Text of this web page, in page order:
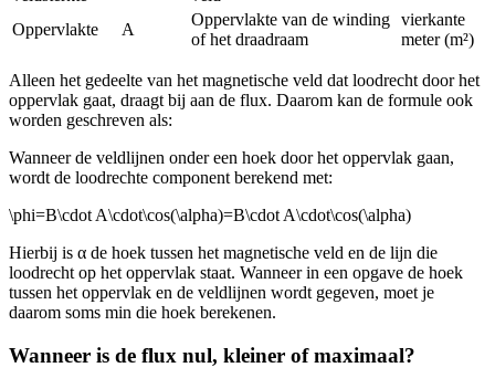
Oppervlakte A
Oppervlakte van de winding
of het draadraam
vierkante
meter (m²)
Alleen het gedeelte van het magnetische veld dat loodrecht door het
oppervlak gaat, draagt bij aan de flux. Daarom kan de formule ook
worden geschreven als:
Wanneer de veldlijnen onder een hoek door het oppervlak gaan,
wordt de loodrechte component berekend met:
\phi=B\cdot A\cdot\cos(\alpha)=B\cdot A\cdot\cos(\alpha)
Hierbij is α de hoek tussen het magnetische veld en de lijn die
loodrecht op het oppervlak staat. Wanneer in een opgave de hoek
tussen het oppervlak en de veldlijnen wordt gegeven, moet je
daarom soms min die hoek berekenen.
Wanneer is de flux nul, kleiner of maximaal?